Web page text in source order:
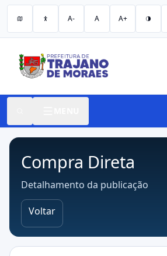
A- A A+
Compra Direta
Detalhamento da publicação
Voltar